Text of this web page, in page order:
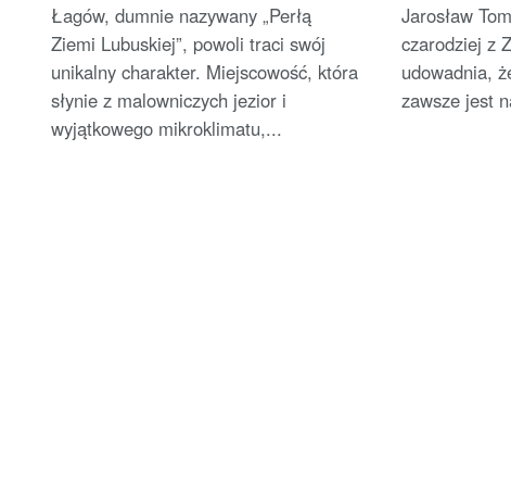
Łagów, dumnie nazywany „Perłą
Ziemi Lubuskiej”, powoli traci swój
unikalny charakter. Miejscowość, która
słynie z malowniczych jezior i
wyjątkowego mikroklimatu,...
Jarosław
czarodziej z
udowadnia,
zawsze jest